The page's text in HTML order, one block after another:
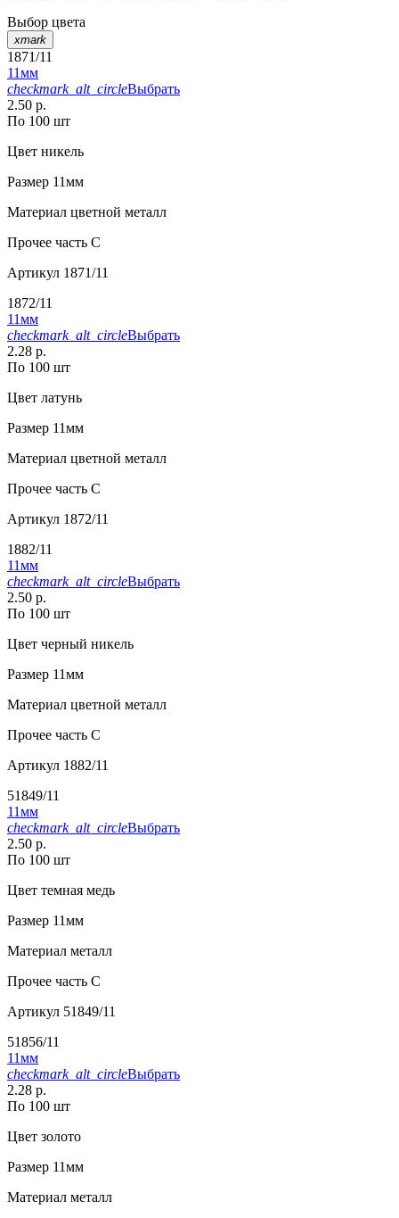
Выбор цвета
xmark
1871/11
11мм
checkmark_alt_circleВыбрать
2.50 р.
По 100 шт
Цвет никель
Размер 11мм
Материал цветной металл
Прочее часть С
Артикул 1871/11
1872/11
11мм
checkmark_alt_circleВыбрать
2.28 р.
По 100 шт
Цвет латунь
Размер 11мм
Материал цветной металл
Прочее часть С
Артикул 1872/11
1882/11
11мм
checkmark_alt_circleВыбрать
2.50 р.
По 100 шт
Цвет черный никель
Размер 11мм
Материал цветной металл
Прочее часть С
Артикул 1882/11
51849/11
11мм
checkmark_alt_circleВыбрать
2.50 р.
По 100 шт
Цвет темная медь
Размер 11мм
Материал металл
Прочее часть C
Артикул 51849/11
51856/11
11мм
checkmark_alt_circleВыбрать
2.28 р.
По 100 шт
Цвет золото
Размер 11мм
Материал металл